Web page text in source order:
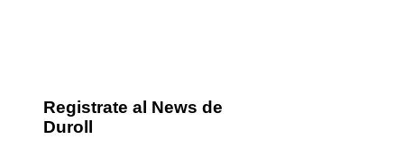
Registrate al News de
Duroll